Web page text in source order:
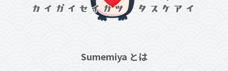
Sumemiya とは